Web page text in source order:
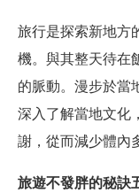
旅行是探索新地方
機。與其整天待在
的脈動。漫步於當
深入了解當地文化
謝，從而減少體內
旅遊不發胖的秘訣